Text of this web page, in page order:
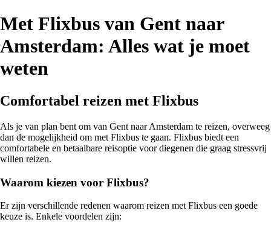
Met Flixbus van Gent naar
Amsterdam: Alles wat je moet
weten
Comfortabel reizen met Flixbus
Als je van plan bent om van Gent naar Amsterdam te reizen, overweeg
dan de mogelijkheid om met Flixbus te gaan. Flixbus biedt een
comfortabele en betaalbare reisoptie voor diegenen die graag stressvrij
willen reizen.
Waarom kiezen voor Flixbus?
Er zijn verschillende redenen waarom reizen met Flixbus een goede
keuze is. Enkele voordelen zijn: